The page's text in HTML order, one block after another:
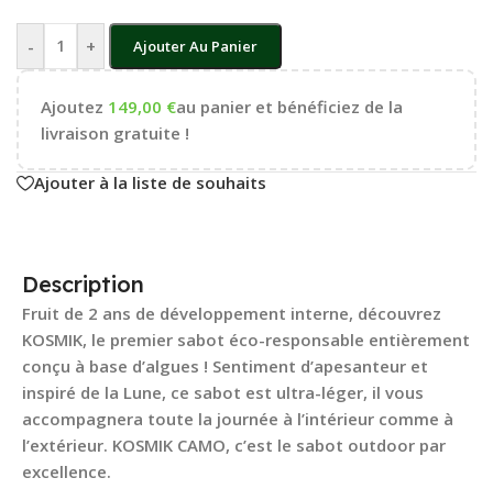
- + Ajouter Au Panier
Ajoutez 149,00 €au panier et bénéficiez de la
livraison gratuite !
Ajouter à la liste de souhaits
Description
Fruit de 2 ans de développement interne, découvrez
KOSMIK, le premier sabot éco-responsable entièrement
conçu à base d’algues ! Sentiment d’apesanteur et
inspiré de la Lune, ce sabot est ultra-léger, il vous
accompagnera toute la journée à l’intérieur comme à
l’extérieur. KOSMIK CAMO, c’est le sabot outdoor par
excellence.